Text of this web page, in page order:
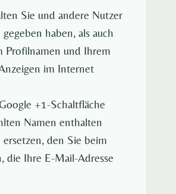
Sie und andere Nutzer
haben, als auch
Profilnamen und Ihrem
im Internet
+1-Schaltfläche
Namen enthalten
den Sie beim
die Ihre E-Mail-Adresse